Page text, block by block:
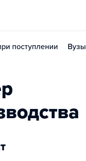
поступлении Вузы